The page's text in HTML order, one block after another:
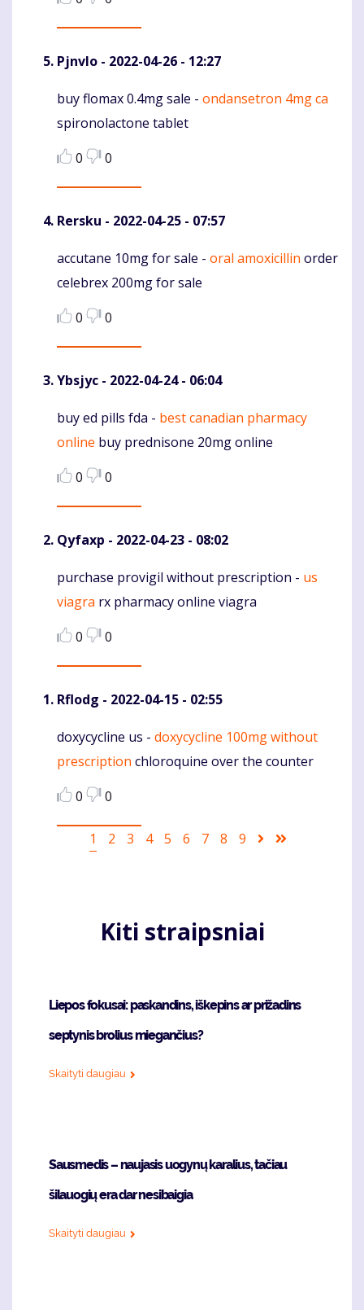
Pjnvlo - 2022-04-26 - 12:27
Komentaras
buy flomax 0.4mg sale - ondansetron 4mg ca
spironolactone tablet
0
0
Rersku - 2022-04-25 - 07:57
Komentaras
accutane 10mg for sale - oral amoxicillin order
celebrex 200mg for sale
0
0
Ybsjyc - 2022-04-24 - 06:04
Komentaras
buy ed pills fda - best canadian pharmacy
online buy prednisone 20mg online
0
0
Qyfaxp - 2022-04-23 - 08:02
Komentaras
purchase provigil without prescription - us
viagra rx pharmacy online viagra
0
0
Rflodg - 2022-04-15 - 02:55
Komentaras
doxycycline us - doxycycline 100mg without
prescription chloroquine over the counter
0
0
Pagination
Current
1 Puslapis
2 Puslapis
3 Puslapis
4 Puslapis
5 Puslapis
6 Puslapis
7 Puslapis
8 Puslapis
9
Sekantis
Kiti straipsniai
Liepos fokusai: paskandins, iškepins ar prižadins
septynis brolius miegančius?
Skaityti daugiau
Sausmedis – naujasis uogynų karalius, tačiau
šilauogių era dar nesibaigia
Skaityti daugiau